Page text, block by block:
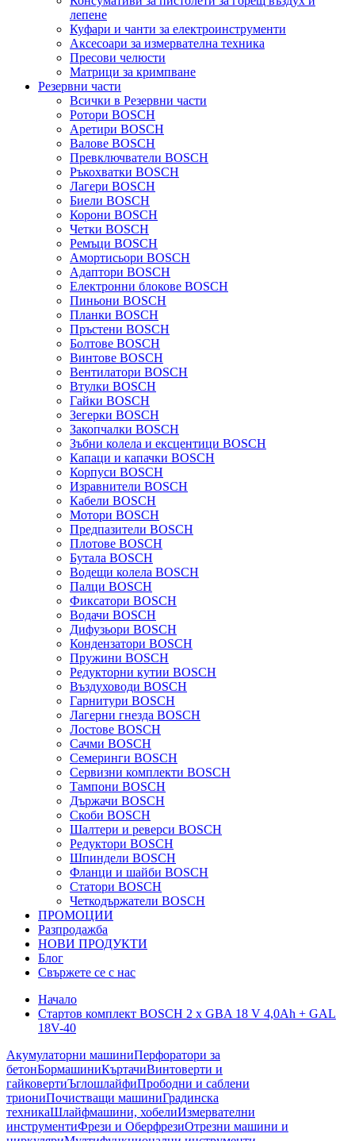
лепене
Куфари и чанти за електроинструменти
Аксесоари за измервателна техника
Пресови челюсти
Матрици за кримпване
Резервни части
Всички в Резервни части
Ротори BOSCH
Аретири BOSCH
Валове BOSCH
Превключватели BOSCH
Ръкохватки BOSCH
Лагери BOSCH
Биели BOSCH
Корони BOSCH
Четки BOSCH
Ремъци BOSCH
Амортисьори BOSCH
Адаптори BOSCH
Електронни блокове BOSCH
Пиньони BOSCH
Планки BOSCH
Пръстени BOSCH
Болтове BOSCH
Винтове BOSCH
Вентилатори BOSCH
Втулки BOSCH
Гайки BOSCH
Зегерки BOSCH
Закопчалки BOSCH
Зъбни колела и ексцентици BOSCH
Капаци и капачки BOSCH
Корпуси BOSCH
Изравнители BOSCH
Кабели BOSCH
Мотори BOSCH
Предпазители BOSCH
Плотове BOSCH
Бутала BOSCH
Водещи колела BOSCH
Палци BOSCH
Фиксатори BOSCH
Водачи BOSCH
Дифузьори BOSCH
Кондензатори BOSCH
Пружини BOSCH
Редукторни кутии BOSCH
Въздуховоди BOSCH
Гарнитури BOSCH
Лагерни гнезда BOSCH
Лостове BOSCH
Сачми BOSCH
Семеринги BOSCH
Сервизни комплекти BOSCH
Тампони BOSCH
Държачи BOSCH
Скоби BOSCH
Шалтери и реверси BOSCH
Редуктори BOSCH
Шпиндели BOSCH
Фланци и шайби BOSCH
Статори BOSCH
Четкодържатели BOSCH
ПРОМОЦИИ
Разпродажба
НОВИ ПРОДУКТИ
Блог
Свържете се с нас
Начало
Стартов комплект BOSCH 2 x GBA 18 V 4,0Ah + GAL
18V-40
Акумулаторни машиниПерфоратори за
бетонБормашиниКъртачиВинтоверти и
гайковертиЪглошлайфиПрободни и саблени
триониПочистващи машиниГрадинска
техникаШлайфмашини, хобелиИзмервателни
инструментиФрези и ОберфрезиОтрезни машини и